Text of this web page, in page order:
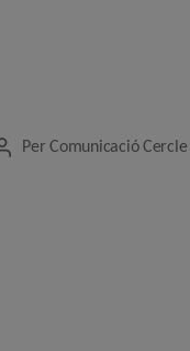
Autor
PerComunicació